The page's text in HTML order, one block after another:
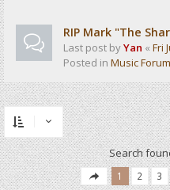
RIP Mark "The
Last post byYan « Fri
Posted in Music Forum
Search
1 2 3